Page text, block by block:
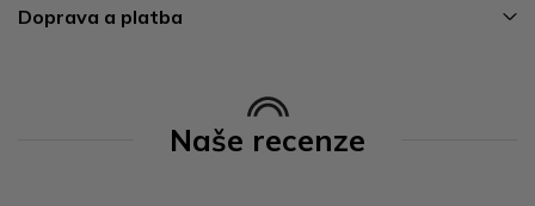
Doprava a platba
Naše recenze